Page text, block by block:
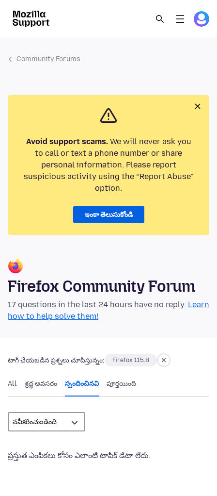
Community Forums
Avoid support scams.We will never ask you
to call or text a phone number or share
personal information. Please report
suspicious activity using the “Report Abuse”
option.
ఇంకా తెలుసుకోండి
Firefox Community Forum
17 questions in the last 24 hours have no reply. Learn
how to help solve them!
టాగ్ చేయబడిన ప్రశ్నలు చూపిస్తున్నం: Firefox 115.8
All శ్రద్ధ అవసరం స్పందించినవి పూర్తయింది
ప్రస్తుత ఎంపికలు కోసం ఎలాంటి టాపిక్ డేటా లేదు.